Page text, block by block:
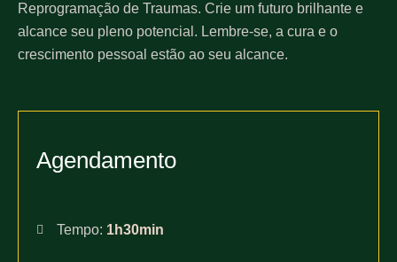
Reprogramação de Traumas. Crie um futuro brilhante e
alcance seu pleno potencial. Lembre-se, a cura e o
crescimento pessoal estão ao seu alcance.
Agendamento
Tempo: 1h30min